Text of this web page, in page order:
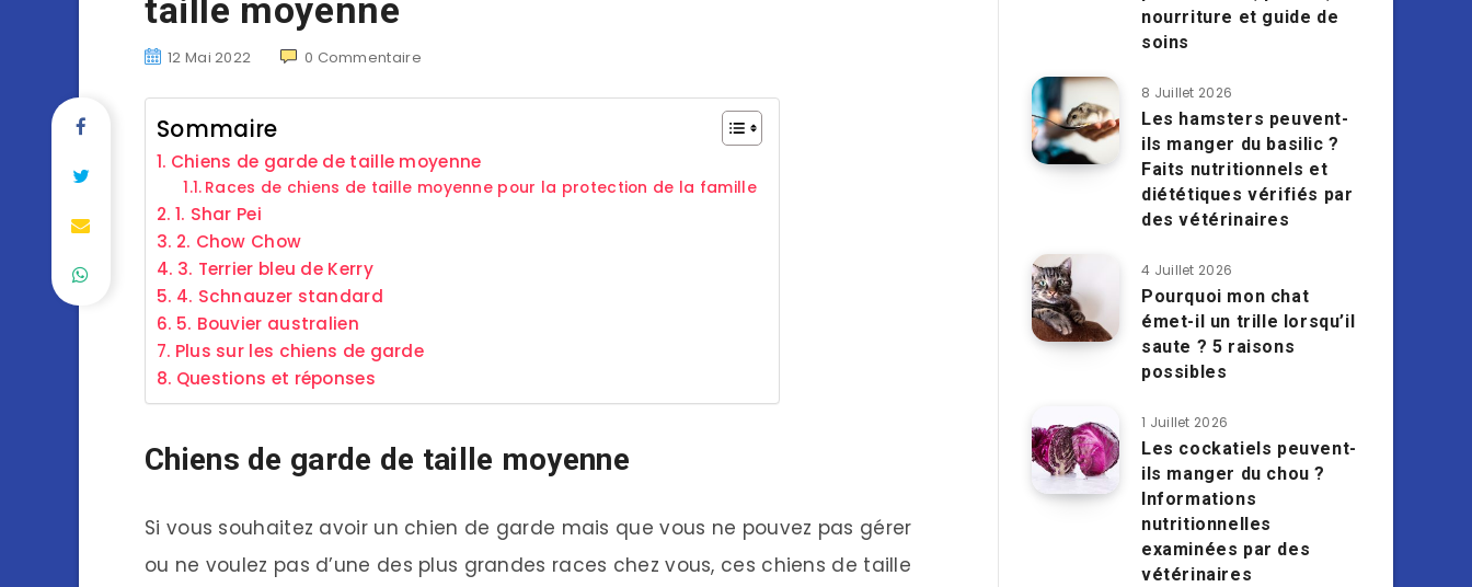
taille moyenne
12 Mai 2022 0 Commentaire
Sommaire
Chiens de garde de taille moyenne
Races de chiens de taille moyenne pour la protection de la famille
1. Shar Pei
2. Chow Chow
3. Terrier bleu de Kerry
4. Schnauzer standard
5. Bouvier australien
Plus sur les chiens de garde
Questions et réponses
Chiens de garde de taille moyenne
Si vous souhaitez avoir un chien de garde mais que vous ne pouvez pas gérer
ou ne voulez pas d’une des plus grandes races chez vous, ces chiens de taille
nourriture et guide de
soins
8 Juillet 2026
Les hamsters peuvent-
ils manger du basilic ?
Faits nutritionnels et
diététiques vérifiés par
des vétérinaires
4 Juillet 2026
Pourquoi mon chat
émet-il un trille lorsqu’il
saute ? 5 raisons
possibles
1 Juillet 2026
Les cockatiels peuvent-
ils manger du chou ?
Informations
nutritionnelles
examinées par des
vétérinaires